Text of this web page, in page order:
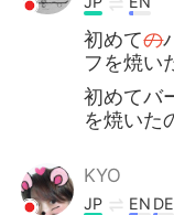
初めての
フを焼い
初めてバ
を焼いた
KYO
JP EN DE